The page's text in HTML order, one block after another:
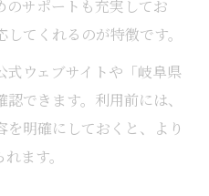
のサポートも充実してお
てくれるのが特徴です。
ウェブサイトや「岐阜県
できます。利用前には、
明確にしておくと、より
ます。